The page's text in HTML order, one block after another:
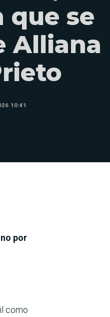
que se
Alliana
10:41
por
como